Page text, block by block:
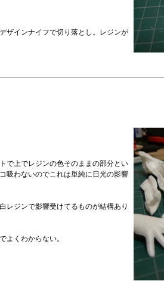
ザインナイフで切り落とし。レジンが
で上でレジンの色そのままの部分とい
吸わないのでこれは単純に日光の影響
レジンで影響受けてるものが結構あり
よくわからない。